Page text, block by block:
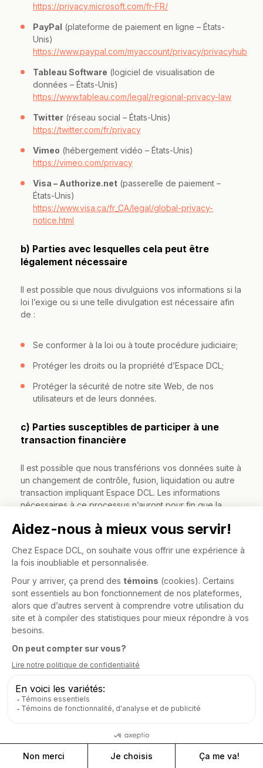
https://privacy.microsoft.com/fr-FR/
PayPal (plateforme de paiement en ligne – États-
Unis)
https://www.paypal.com/myaccount/privacy/privacyhub
Tableau Software (logiciel de visualisation de
données – États-Unis)
https://www.tableau.com/legal/regional-privacy-law
Twitter (réseau social – États-Unis)
https://twitter.com/fr/privacy
Vimeo (hébergement vidéo – États-Unis)
https://vimeo.com/privacy
Visa – Authorize.net (passerelle de paiement –
États-Unis)
https://www.visa.ca/fr_CA/legal/global-privacy-
notice.html
b) Parties avec lesquelles cela peut être
légalement nécessaire
Il est possible que nous divulguions vos informations si la
loi l’exige ou si une telle divulgation est nécessaire afin
de :
Se conformer à la loi ou à toute procédure judiciaire;
Protéger les droits ou la propriété d’Espace DCL;
Protéger la sécurité de notre site Web, de nos
utilisateurs et de leurs données.
c) Parties susceptibles de participer à une
transaction financière
Il est possible que nous transférions vos données suite à
un changement de contrôle, fusion, liquidation ou autre
transaction impliquant Espace DCL. Les informations
nécessaires à ce processus n’auront pour fin que la
communiquerons ces renseignements sans votre
prendrons les mesures nécessaires afin de protéger le
caractère confidentiel de ces renseignements et nous
les détruirons si la transaction n’est pas conclue ou si
leur utilisation n’est plus nécessaire aux fins de la
conclusion de la transaction.
Prière de noter que vous pourriez être amené à quitter
notre site Web en cliquant sur certains liens présents sur
quant aux pratiques de confidentialité exercées par ces
autres sites et vous recommandons de lire attentivement
leurs politiques de confidentialité.
Les lois sur la protection des données vous confèrent